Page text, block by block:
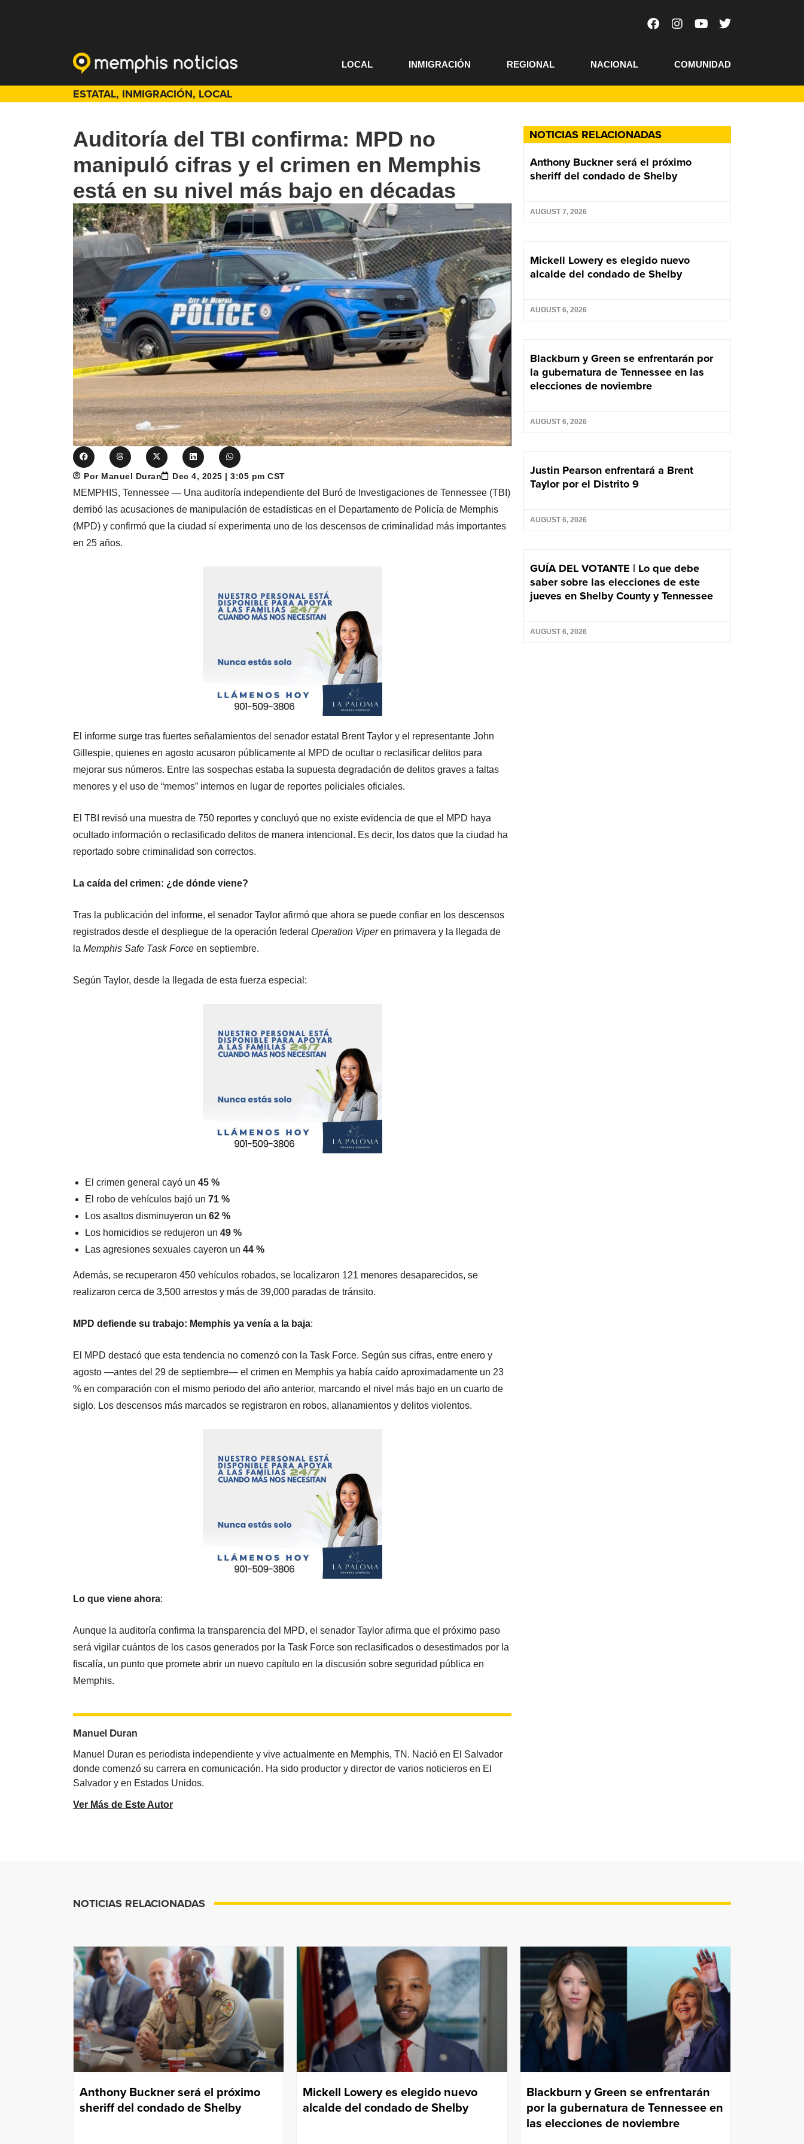
LOCAL INMIGRACIÓN REGIONAL NACIONAL COMUNIDAD
ESTATAL, INMIGRACIÓN, LOCAL
NOTICIAS RELACIONADAS
Anthony Buckner será el próximo
sheriff del condado de Shelby
AUGUST 7, 2026
Mickell Lowery es elegido nuevo
alcalde del condado de Shelby
AUGUST 6, 2026
Blackburn y Green se enfrentarán por
la gubernatura de Tennessee en las
elecciones de noviembre
AUGUST 6, 2026
Justin Pearson enfrentará a Brent
Taylor por el Distrito 9
AUGUST 6, 2026
GUÍA DEL VOTANTE | Lo que debe
saber sobre las elecciones de este
jueves en Shelby County y Tennessee
AUGUST 6, 2026
Auditoría del TBI confirma: MPD no
manipuló cifras y el crimen en Memphis
está en su nivel más bajo en décadas
Por Manuel Duran Dec 4, 2025 | 3:05 pm CST
MEMPHIS, Tennessee — Una auditoría independiente del Buró de Investigaciones de Tennessee (TBI)
derribó las acusaciones de manipulación de estadísticas en el Departamento de Policía de Memphis
(MPD) y confirmó que la ciudad sí experimenta uno de los descensos de criminalidad más importantes
en 25 años.
El informe surge tras fuertes señalamientos del senador estatal Brent Taylor y el representante John
Gillespie, quienes en agosto acusaron públicamente al MPD de ocultar o reclasificar delitos para
mejorar sus números. Entre las sospechas estaba la supuesta degradación de delitos graves a faltas
menores y el uso de “memos” internos en lugar de reportes policiales oficiales.
El TBI revisó una muestra de 750 reportes y concluyó que no existe evidencia de que el MPD haya
ocultado información o reclasificado delitos de manera intencional. Es decir, los datos que la ciudad ha
reportado sobre criminalidad son correctos.
La caída del crimen: ¿de dónde viene?
Tras la publicación del informe, el senador Taylor afirmó que ahora se puede confiar en los descensos
registrados desde el despliegue de la operación federal Operation Viperen primavera y la llegada de
laMemphis Safe Task Force en septiembre.
Según Taylor, desde la llegada de esta fuerza especial:
El crimen general cayó un45 %
El robo de vehículos bajó un71 %
Los asaltos disminuyeron un62 %
Los homicidios se redujeron un49 %
Las agresiones sexuales cayeron un44 %
Además, se recuperaron 450 vehículos robados, se localizaron 121 menores desaparecidos, se
realizaron cerca de 3,500 arrestos y más de 39,000 paradas de tránsito.
MPD defiende su trabajo: Memphis ya venía a la baja:
El MPD destacó que esta tendencia no comenzó con la Task Force. Según sus cifras, entre enero y
agosto —antes del 29 de septiembre— el crimen en Memphis ya había caído aproximadamente un 23
% en comparación con el mismo periodo del año anterior, marcando el nivel más bajo en un cuarto de
siglo. Los descensos más marcados se registraron en robos, allanamientos y delitos violentos.
Lo que viene ahora:
Aunque la auditoría confirma la transparencia del MPD, el senador Taylor afirma que el próximo paso
será vigilar cuántos de los casos generados por la Task Force son reclasificados o desestimados por la
fiscalía, un punto que promete abrir un nuevo capítulo en la discusión sobre seguridad pública en
Memphis.
Manuel Duran
Manuel Duran es periodista independiente y vive actualmente en Memphis, TN. Nació en El Salvador
donde comenzó su carrera en comunicación. Ha sido productor y director de varios noticieros en El
Salvador y en Estados Unidos.
Ver Más de Este Autor
NOTICIAS RELACIONADAS
Anthony Buckner será el próximo
sheriff del condado de Shelby
Mickell Lowery es elegido nuevo
alcalde del condado de Shelby
Blackburn y Green se enfrentarán
por la gubernatura de Tennessee en
las elecciones de noviembre